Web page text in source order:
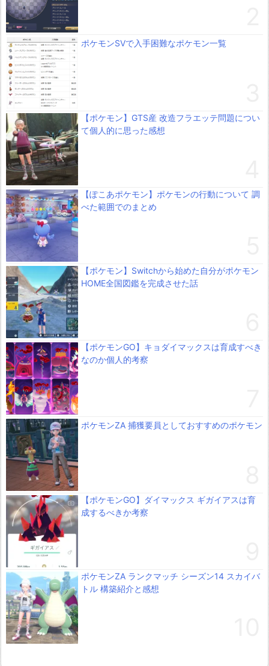
ポケモンSVで入手困難なポケモン一覧
【ポケモン】GTS産 改造フラエッテ問題につい
て個人的に思った感想
【ぽこあポケモン】ポケモンの行動について 調
べた範囲でのまとめ
【ポケモン】Switchから始めた自分がポケモン
HOME全国図鑑を完成させた話
【ポケモンGO】キョダイマックスは育成すべき
なのか個人的考察
ポケモンZA 捕獲要員としておすすめのポケモン
【ポケモンGO】ダイマックス ギガイアスは育
成するべきか考察
ポケモンZA ランクマッチ シーズン14 スカイバ
トル 構築紹介と感想